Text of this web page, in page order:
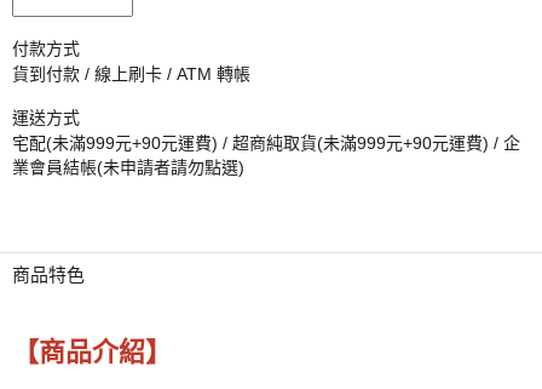
付款方式
貨到付款 / 線上刷卡 / ATM 轉帳
運送方式
宅配(未滿999元+90元運費) / 超商純取貨(未滿999元+90元運費) / 企
業會員結帳(未申請者請勿點選)
商品特色
【商品介紹】